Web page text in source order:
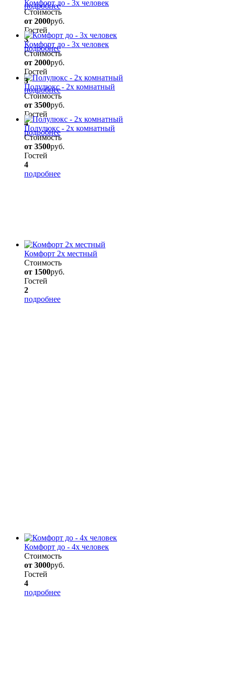
Комфорт до - 3х человек
Стоимость
от 2000руб.
Гостей
3
подробнее
Полулюкс - 2х комнатный
Стоимость
от 3500руб.
Гостей
4
подробнее
подробнее
Комфорт до - 3х человек
Стоимость
от 2000руб.
Гостей
3
подробнее
Полулюкс - 2х комнатный
Стоимость
от 3500руб.
Гостей
4
подробнее
Комфорт 2х местный
Стоимость
от 1500руб.
Гостей
2
подробнее
Комфорт до - 4х человек
Стоимость
от 3000руб.
Гостей
4
подробнее